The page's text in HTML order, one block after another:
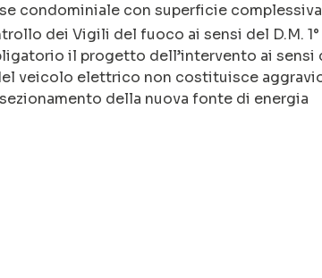
condominiale con superficie complessiva
dei Vigili del fuoco ai sensi del D.M. 1°
il progetto dell’intervento ai sensi
veicolo elettrico non costituisce
della nuova fonte di energia